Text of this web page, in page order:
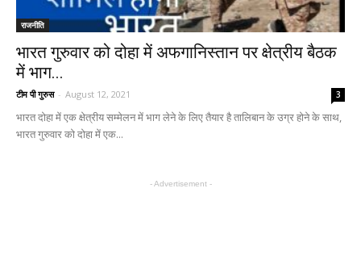
राजनीति
भारत गुरुवार को दोहा में अफगानिस्तान पर क्षेत्रीय बैठक
में भाग...
टीम पी गुरुस - August 12, 2021 3
भारत दोहा में एक क्षेत्रीय सम्मेलन में भाग लेने के लिए तैयार है तालिबान के उग्र होने के साथ,
भारत गुरुवार को दोहा में एक...
- Advertisement -